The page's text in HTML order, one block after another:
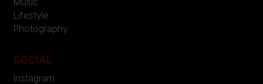
Lifestyle
Photography
SOCIAL
Instagram